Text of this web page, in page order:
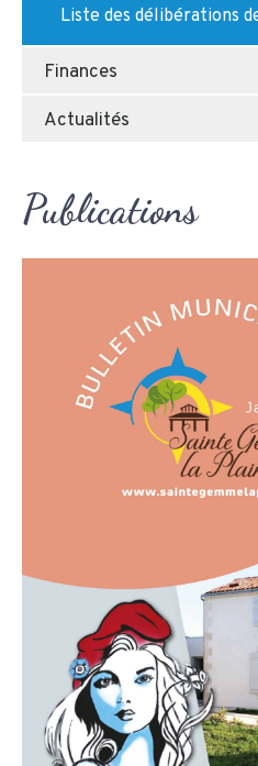
Liste des délibérations
Finances
Actualités
Publications